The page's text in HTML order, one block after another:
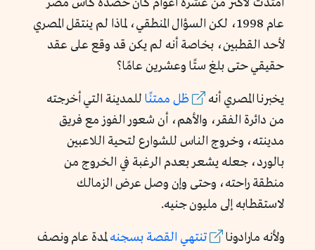
امتدت لأكثر من عشرة أعوام كان حصده كأس مصر
عام 1998، لكن السؤال المنطقي، لماذا لم ينتقل المصري
لأحد القطبين، بخاصة أنه لم يكن قد وقع على عقد
حقيقي حتى بلغ ستًا وعشرين عامًا؟
يخبرنا المصري أنه ظل ممتنًا للمدينة التي أخرجته
من دائرة الفقر، والأهم، أن شعور الفوز مع فريق
مدينته، وخروج الناس للشوارع لتحية اللاعبين
بالورد، جعله يشعر بعدم الرغبة في الخروج من
منطقة راحته، وحتى وإن وصل عرض الزمالك
لاستقطابه إلى مليون جنيه.
ولأنه مارادونا تنتهي القصة بسجنهلمدة عام ونصف